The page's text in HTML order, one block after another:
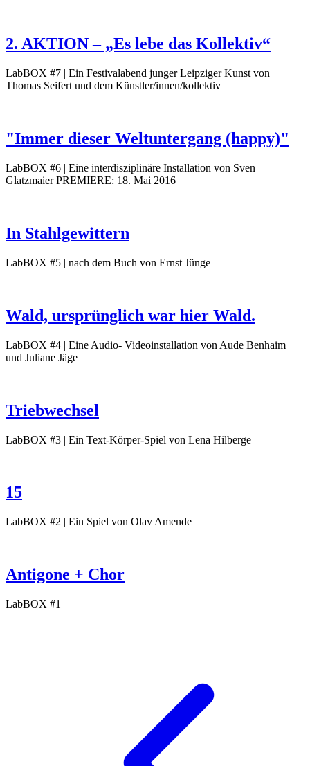
2. AKTION – „Es lebe das Kollektiv“
LabBOX #7 | Ein Festivalabend junger Leipziger Kunst von
Thomas Seifert und dem Künstler/innen/kollektiv
"Immer dieser Weltuntergang (happy)"
LabBOX #6 | Eine interdisziplinäre Installation von Sven
Glatzmaier PREMIERE: 18. Mai 2016
In Stahlgewittern
LabBOX #5 | nach dem Buch von Ernst Jünge
Wald, ursprünglich war hier Wald.
LabBOX #4 | Eine Audio- Videoinstallation von Aude Benhaim
und Juliane Jäge
Triebwechsel
LabBOX #3 | Ein Text-Körper-Spiel von Lena Hilberge
15
LabBOX #2 | Ein Spiel von Olav Amende
Antigone + Chor
LabBOX #1